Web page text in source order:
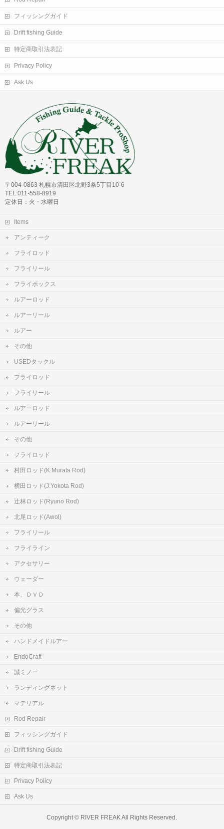
フィッシングガイド
Drift fishing Guide
特定商取引法表記
Privacy Policy
Ask Us
〒004-0863 札幌市清田区北野3条5丁目10-6
TEL:011-558-8919
定休日：火・水曜日
Items
アンティーク
フライロッド
フライリール
フライボックス
ルアーロッド
ルアーリール
ルアー
その他
USEDタックル
フライロッド
フライリール
ルアーロッド
ルアーリール
その他
フライロッド
村田ロッド(K.Murata Rod)
横田ロッド(J.Yokota Rod)
辻林ロッド(Ryuno Rod)
北尾ロッド(Awol)
フライリール
フライライン
アクセサリー
ウェーダー
本、ＤＶＤ
偏光グラス
その他
ハンドメイドルアー
EndoCraft
誠ミノー
ランディングネット
マテリアル
Rod Repair
フィッシングガイド
Drift fishing Guide
特定商取引法表記
Privacy Policy
Ask Us
Copyright © RIVER FREAKAll Rights Reserved.